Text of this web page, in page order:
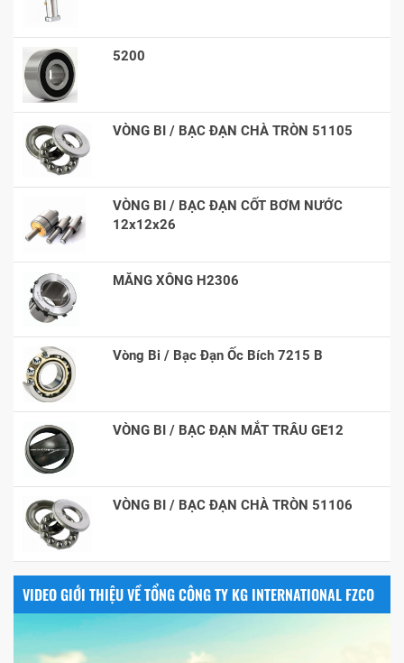
5200
VÒNG BI / BẠC ĐẠN CHÀ TRÒN 51105
VÒNG BI / BẠC ĐẠN CỐT BƠM NƯỚC
12x12x26
MĂNG XÔNG H2306
Vòng Bi / Bạc Đạn Ốc Bích 7215 B
VÒNG BI / BẠC ĐẠN MẮT TRÂU GE12
VÒNG BI / BẠC ĐẠN CHÀ TRÒN 51106
VIDEO GIỚI THIỆU VỀ TỔNG CÔNG TY KG INTERNATIONAL FZCO